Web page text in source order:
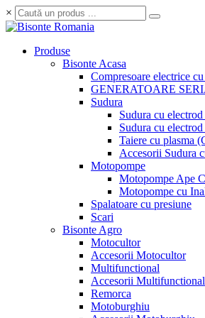
×
Produse
Bisonte Acasa
Compresoare electrice
GENERATOARE
Sudura
Sudura cu
Sudura cu
Taiere cu plasma
Accesorii Sudura
Motopompe
Motopompe Ape
Motopompe cu
Spalatoare cu presiune
Scari
Bisonte Agro
Motocultor
Accesorii Motocultor
Multifunctional
Accesorii Multifunctional
Remorca
Motoburghiu